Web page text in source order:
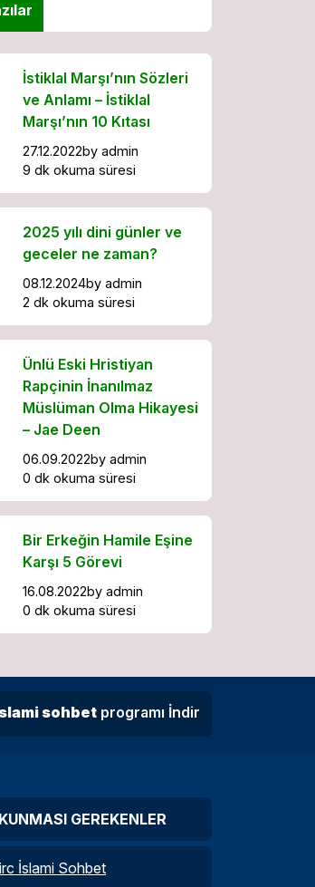
İstiklal Marşı’nın Sözleri
ve Anlamı – İstiklal
Marşı’nın 10 Kıtası
27.12.2022by admin
9 dk okuma süresi
2025 yılı dini günler ve
geceler ne zaman?
08.12.2024by admin
2 dk okuma süresi
Ünlü Eski Hristiyan
Rapçinin İnanılmaz
Müslüman Olma Hikayesi
– Jae Deen
06.09.2022by admin
0 dk okuma süresi
Bir Erkeğin Hamile Eşine
Karşı 5 Görevi
16.08.2022by admin
0 dk okuma süresi
sohbet programı İndir
GEREKENLER
İslami Sohbet